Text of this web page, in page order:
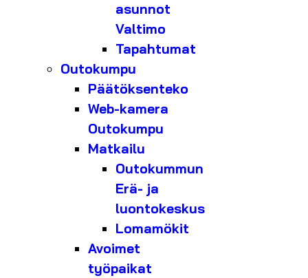
asunnot
Valtimo
Tapahtumat
Outokumpu
Päätöksenteko
Web-kamera
Outokumpu
Matkailu
Outokummun
Erä- ja
luontokeskus
Lomamökit
Avoimet
työpaikat